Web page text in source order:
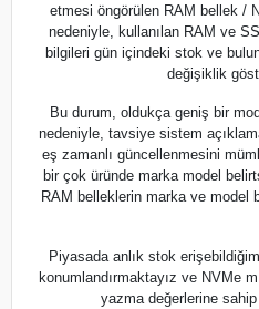
etmesi öngörülen RAM bellek /
nedeniyle, kullanılan RAM ve
bilgileri gün içindeki stok ve
değişiklik
Bu durum, oldukça geniş bir
nedeniyle, tavsiye sistem
eş zamanlı güncellenmesini
bir çok üründe marka model
RAM belleklerin marka ve model
Piyasada anlık stok
konumlandırmaktayız ve NVMe
yazma değerlerine